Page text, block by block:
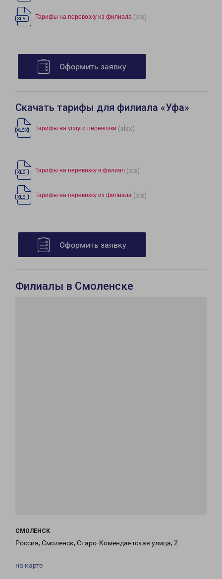
Тарифы на перевозку из филиала (xls)
Оформить заявку
Скачать тарифы для филиала «Уфа»
Тарифы на услуги перевозки (xlsx)
Тарифы на перевозку в филиал (xls)
Тарифы на перевозку из филиала (xls)
Оформить заявку
Филиалы в Смоленске
СМОЛЕНСК
Россия, Смоленск, Старо-Комендантская улица, 2
на карте